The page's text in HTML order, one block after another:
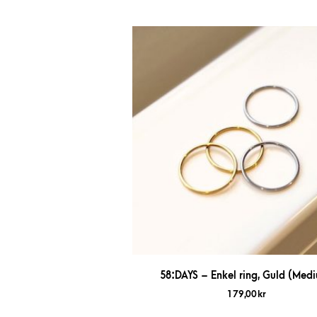
58:DAYS – Enkel ring, Guld
179,00 kr